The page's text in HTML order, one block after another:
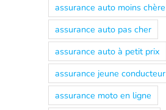
assurance auto moins chère
assurance auto pas cher
assurance auto à petit prix
assurance jeune conducteur
assurance moto en ligne